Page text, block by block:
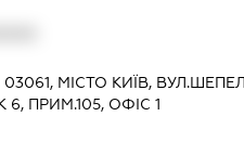
03061, МІСТО КИЇВ,
ПРИМ.105, ОФІС 1